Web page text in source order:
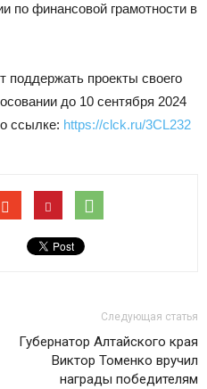
по финансовой грамотности в
поддержать проекты своего
до 10 сентября 2024
ссылке: https://clck.ru/3CL232
Следующая статья
Губернатор Алтайского края
Виктор Томенко вручил
награды победителям